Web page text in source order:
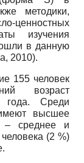
методики,
ценностных
изучения
в данную
2010).
155 человек
возраст
года. Среди
высшее
– среднее и
(2 %)